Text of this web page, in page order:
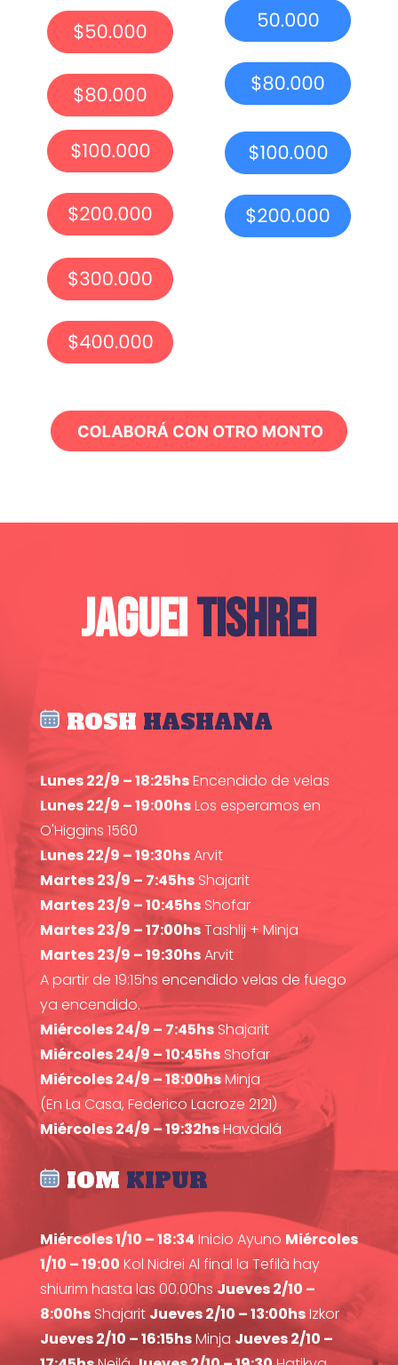
JAGUEITISHREI
ROSH HASHANA
Lunes 22/9 – 18:25hsEncendido de velas
Lunes 22/9 – 19:00hsLos esperamos en
O'Higgins 1560
Lunes 22/9 – 19:30hsArvit
Martes 23/9 – 7:45hsShajarit
Martes 23/9 – 10:45hsShofar
Martes 23/9 – 17:00hsTashlij + Minja
Martes 23/9 – 19:30hsArvit
A partir de 19:15hs encendido velas de fuego
ya encendido.
Miércoles 24/9 – 7:45hsShajarit
Miércoles 24/9 – 10:45hsShofar
Miércoles 24/9 – 18:00hsMinja
(En La Casa, Federico Lacroze 2121)
Miércoles 24/9 – 19:32hsHavdalá
IOM KIPUR
Miércoles 1/10 – 18:34 Inicio Ayuno Miércoles
1/10 – 19:00 Kol Nidrei Al final la Tefilà hay
shiurim hasta las 00.00hsJueves 2/10 –
8:00hsShajarit Jueves 2/10 – 13:00hsIzkor
Jueves 2/10 – 16:15hsMinja Jueves 2/10 –